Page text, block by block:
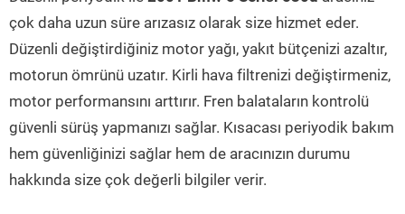
çok daha uzun süre arızasız olarak size hizmet eder.
Düzenli değiştirdiğiniz motor yağı, yakıt bütçenizi azaltır,
motorun ömrünü uzatır. Kirli hava filtrenizi değiştirmeniz,
motor performansını arttırır. Fren balataların kontrolü
güvenli sürüş yapmanızı sağlar. Kısacası periyodik bakım
hem güvenliğinizi sağlar hem de aracınızın durumu
hakkında size çok değerli bilgiler verir.